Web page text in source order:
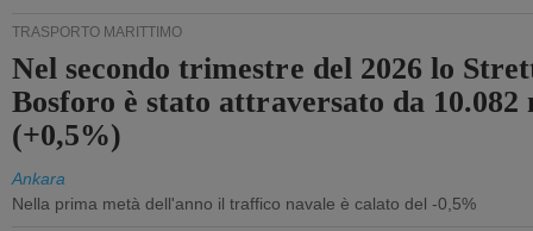
TRASPORTO MARITTIMO
Nel secondo trimestre del 2026 lo
Bosforo è stato attraversato da 10.082
(+0,5%)
Ankara
Nella prima metà dell'anno il traffico navale è calato del -0,5%